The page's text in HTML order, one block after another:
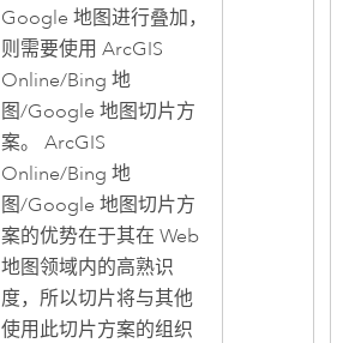
Google 地图进行叠加，
则需要使用 ArcGIS
Online/Bing 地
图/Google 地图切片方
案。 ArcGIS
Online/Bing 地
图/Google 地图切片方
案的优势在于其在 Web
地图领域内的高熟识
度，所以切片将与其他
使用此切片方案的组织